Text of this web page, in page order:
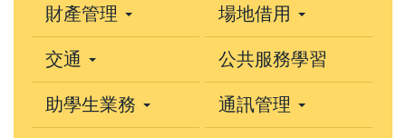
財產管理 場地借用
交通 公共服務學習
助學生業務 通訊管理